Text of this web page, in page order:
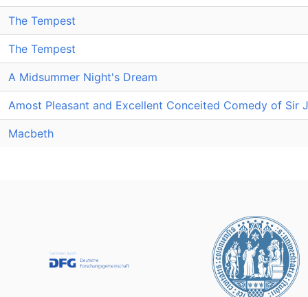
The Tempest
The Tempest
A Midsummer Night's Dream
Amost Pleasant and Excellent Conceited Comedy of Sir
Macbeth